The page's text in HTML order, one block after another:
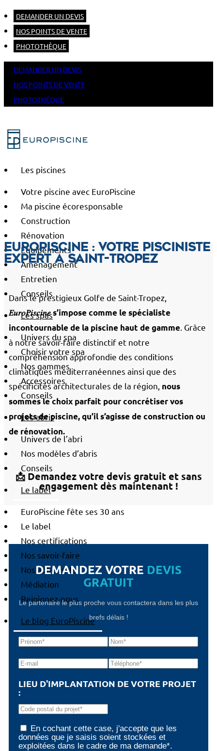
DEMANDER UN DEVIS
NOS POINTS DE VENTE
PHOTOTHÈQUE
DEMANDER UN DEVIS
NOS POINTS DE VENTE
PHOTOTHÈQUE
Les piscines
Votre piscine avec EuroPiscine
Ma piscine écoresponsable
Construction
Rénovation
Équipements
Aménagement
Entretien
Conseils
Les spas
Univers du spa
Choisir votre spa
Nos gammes
Accessoires
Conseils
Les abris
Univers de l’abri
Nos modèles d’abris
Conseils
Le label
EuroPiscine fête ses 30 ans
Le label
Nos certifications
Nos savoir-faire
Nos adhérents
Médiation
Rejoignez-nous
Le blog EuroPiscine
EuroPiscine : votre pisciniste
expert à Saint-Tropez
Dans le prestigieux Golfe de Saint-Tropez,
𝐸𝑢𝑟𝑜𝑃𝑖𝑠𝑐𝑖𝑛𝑒 s’impose comme le spécialiste
incontournable de la piscine haut de gamme . Grâce
à notre savoir-faire distinctif et notre
compréhension approfondie des conditions
climatiques méditerranéennes ainsi que des
spécificités architecturales de la région, nous
sommes le choix parfait pour concrétiser vos
projets de piscine, qu’il s’agisse de construction ou
de rénovation.
📩 Demandez votre devis gratuit et sans
engagement dès maintenant !
DEMANDEZ VOTRE DEVIS
GRATUIT
Le partenaire le plus proche vous contactera dans les plus
brefs délais !
LIEU D'IMPLANTATION DE VOTRE PROJET
:
En cochant cette case, j'accepte que les
données que je saisis soient stockées et
exploitées dans le cadre de ma demande*.